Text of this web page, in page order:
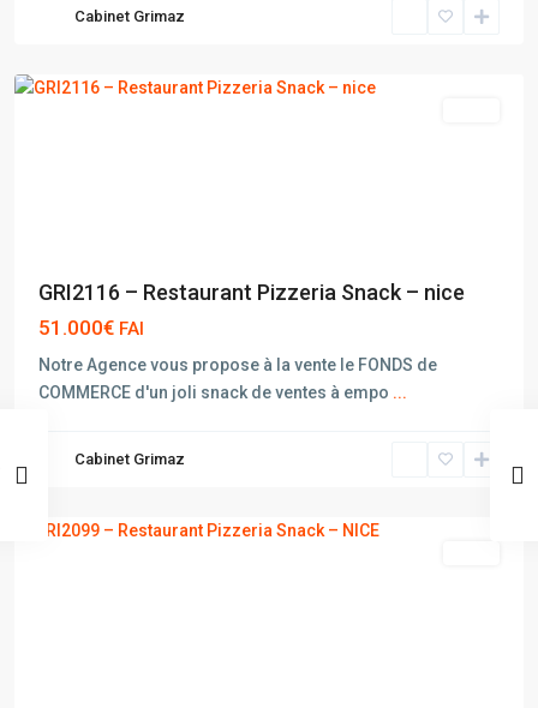
Cabinet Grimaz
GRI2116 – Restaurant Pizzeria Snack – nice
51.000€ FAI
Notre Agence vous propose à la vente le FONDS de
COMMERCE d'un joli snack de ventes à empo ...
Cabinet Grimaz